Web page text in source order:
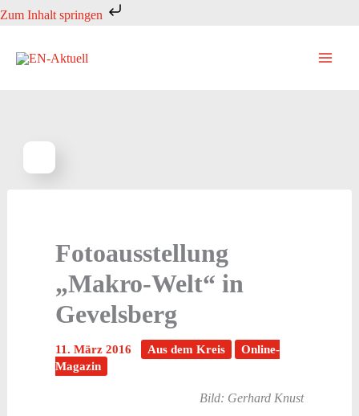
Zum Inhalt springen
Zum
springen
Fotoausstellung
„Makro-Welt“ in
Gevelsberg
11. März 2016 Aus dem Kreis
Online-
Magazin
Bild: Gerhard Knust